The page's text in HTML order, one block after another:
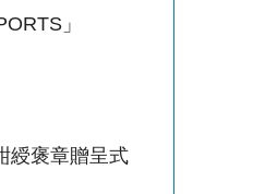
」
綬褒章贈呈式